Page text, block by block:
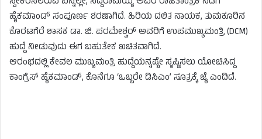
ಹೈಕಮಾಂಡ್ ಸಂಪೂರ್ಣ ಶರಣಾಗಿದೆ. ಹಿರಿಯ ದಲಿತ ನಾಯಕ, ತುಮಕೂರಿನ
ಕೊರಟಗೆರೆ ಶಾಸಕ ಡಾ. ಜಿ. ಪರಮೇಶ್ವರ್ ಅವರಿಗೆ ಉಪಮುಖ್ಯಮಂತ್ರಿ (DCM)
ಹುದ್ದೆ ನೀಡುವುದು ಈಗ ಬಹುತೇಕ ಖಚಿತವಾಗಿದೆ.
ಆರಂಭದಲ್ಲಿ ಕೇವಲ ಮುಖ್ಯಮಂತ್ರಿ ಹುದ್ದೆಯನ್ನಷ್ಟೇ ಸೃಷ್ಟಿಸಲು ಯೋಚಿಸಿದ್ದ
ಕಾಂಗ್ರೆಸ್ ಹೈಕಮಾಂಡ್, ಕೊನೆಗೂ ‘ಒಬ್ಬರೇ ಡಿಸಿಎಂ’ ಸೂತ್ರಕ್ಕೆ ಜೈ ಎಂದಿದೆ.